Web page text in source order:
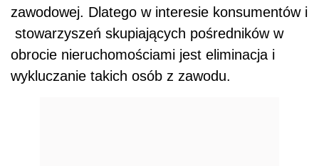
zawodowej. Dlatego w interesie konsumentów i
stowarzyszeń skupiających pośredników w
obrocie nieruchomościami jest eliminacja i
wykluczanie takich osób z zawodu.